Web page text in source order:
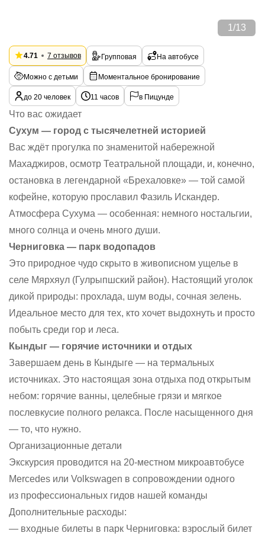
1 /13
4.71 7 отзывов Групповая На автобусе
Можно с детьми Моментальное бронирование
до 20 человек 11 часов в Пицунде
Что вас ожидает
Сухум — город с тысячелетней историей
Вас ждёт прогулка по знаменитой набережной
Махаджиров, осмотр Театральной площади, и, конечно,
остановка в легендарной «Брехаловке» — той самой
кофейне, которую прославил Фазиль Искандер.
Атмосфера Сухума — особенная: немного ностальгии,
много солнца и очень много души.
Черниговка — парк водопадов
Это природное чудо скрыто в живописном ущелье в
селе Мярхяул (Гулрыпшский район). Настоящий уголок
дикой природы: прохлада, шум воды, сочная зелень.
Идеальное место для тех, кто хочет выдохнуть и просто
побыть среди гор и леса.
Кындыг — горячие источники и отдых
Завершаем день в Кындыге — на термальных
источниках. Это настоящая зона отдыха под открытым
небом: горячие ванны, целебные грязи и мягкое
послевкусие полного релакса. После насыщенного дня
— то, что нужно.
Организационные детали
Экскурсия проводится на 20-местном микроавтобусе
Mercedes или Volkswagen в сопровождении одного
из профессиональных гидов нашей команды
Дополнительные расходы:
— входные билеты в парк Черниговка: взрослый билет